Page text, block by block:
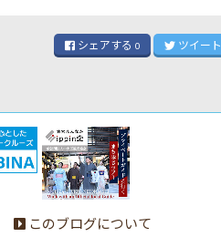
シェアする 0 ツイート
このブログについて